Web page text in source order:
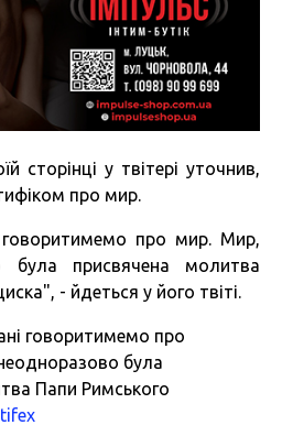
сторінці у твітері уточнив,
про мир.
говоритимемо про мир. Мир,
була присвячена молитва
- йдеться у його твіті.
говоритимемо про
була
Папи Римського